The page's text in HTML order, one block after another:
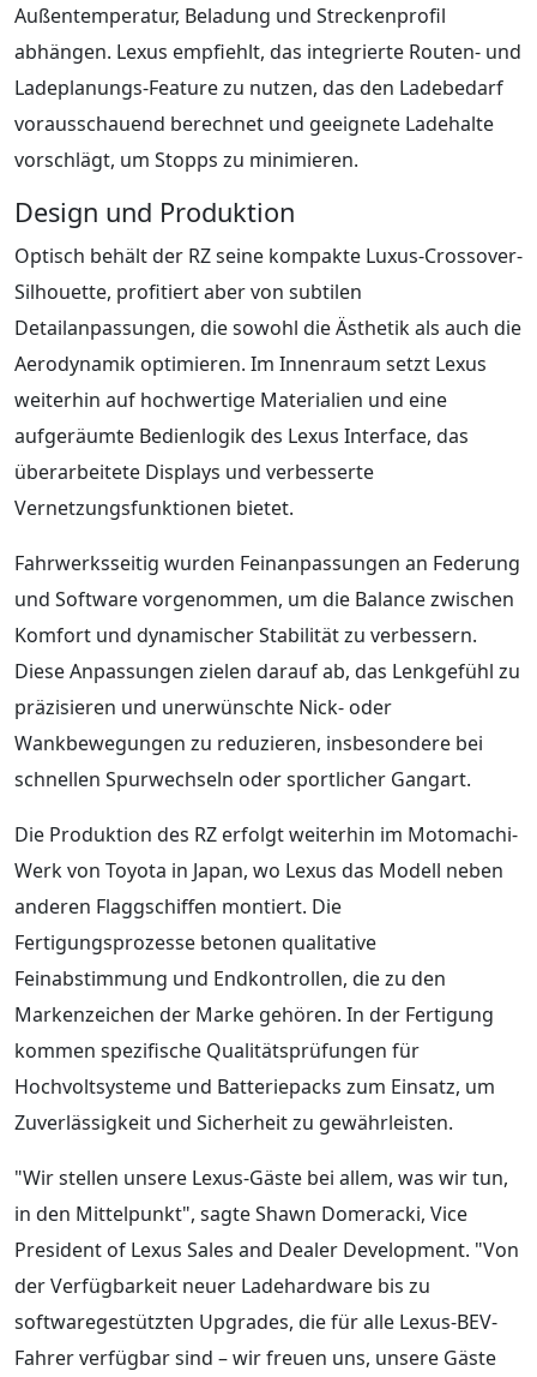
Außentemperatur, Beladung und Streckenprofil
abhängen. Lexus empfiehlt, das integrierte Routen- und
Ladeplanungs-Feature zu nutzen, das den Ladebedarf
vorausschauend berechnet und geeignete Ladehalte
vorschlägt, um Stopps zu minimieren.
Design und Produktion
Optisch behält der RZ seine kompakte Luxus-Crossover-
Silhouette, profitiert aber von subtilen
Detailanpassungen, die sowohl die Ästhetik als auch die
Aerodynamik optimieren. Im Innenraum setzt Lexus
weiterhin auf hochwertige Materialien und eine
aufgeräumte Bedienlogik des Lexus Interface, das
überarbeitete Displays und verbesserte
Vernetzungsfunktionen bietet.
Fahrwerksseitig wurden Feinanpassungen an Federung
und Software vorgenommen, um die Balance zwischen
Komfort und dynamischer Stabilität zu verbessern.
Diese Anpassungen zielen darauf ab, das Lenkgefühl zu
präzisieren und unerwünschte Nick- oder
Wankbewegungen zu reduzieren, insbesondere bei
schnellen Spurwechseln oder sportlicher Gangart.
Die Produktion des RZ erfolgt weiterhin im Motomachi-
Werk von Toyota in Japan, wo Lexus das Modell neben
anderen Flaggschiffen montiert. Die
Fertigungsprozesse betonen qualitative
Feinabstimmung und Endkontrollen, die zu den
Markenzeichen der Marke gehören. In der Fertigung
kommen spezifische Qualitätsprüfungen für
Hochvoltsysteme und Batteriepacks zum Einsatz, um
Zuverlässigkeit und Sicherheit zu gewährleisten.
"Wir stellen unsere Lexus-Gäste bei allem, was wir tun,
in den Mittelpunkt", sagte Shawn Domeracki, Vice
President of Lexus Sales and Dealer Development. "Von
der Verfügbarkeit neuer Ladehardware bis zu
softwaregestützten Upgrades, die für alle Lexus-BEV-
Fahrer verfügbar sind – wir freuen uns, unsere Gäste